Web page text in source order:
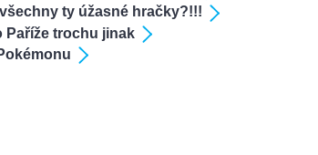
ty úžasné hračky?!!!
Paříže trochu jinak